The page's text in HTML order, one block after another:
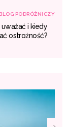
PODRÓŻNICZY
i kiedy
ostrożność?